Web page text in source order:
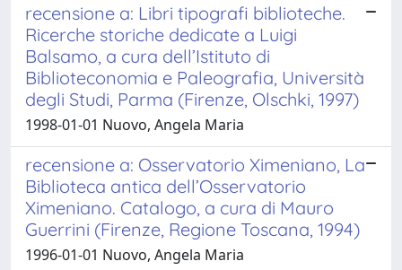
recensione a: Libri tipografi biblioteche.
Ricerche storiche dedicate a Luigi
Balsamo, a cura dell’Istituto di
Biblioteconomia e Paleografia, Università
degli Studi, Parma (Firenze, Olschki, 1997)
1998-01-01 Nuovo, Angela Maria
recensione a: Osservatorio Ximeniano, La
Biblioteca antica dell’Osservatorio
Ximeniano. Catalogo, a cura di Mauro
Guerrini (Firenze, Regione Toscana, 1994)
1996-01-01 Nuovo, Angela Maria